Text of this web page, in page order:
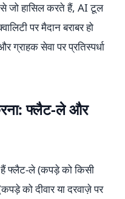
जो हासिल करते हैं, AI टूल
पर मैदान बराबर हो
ग्राहक सेवा पर प्रतिस्पर्धा
फ्लैट-ले और
हैं फ्लैट-ले (कपड़े को किसी
को दीवार या दरवाज़े पर